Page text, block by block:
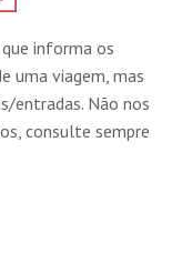
informa os
uma viagem, mas
entradas. Não nos
consulte sempre